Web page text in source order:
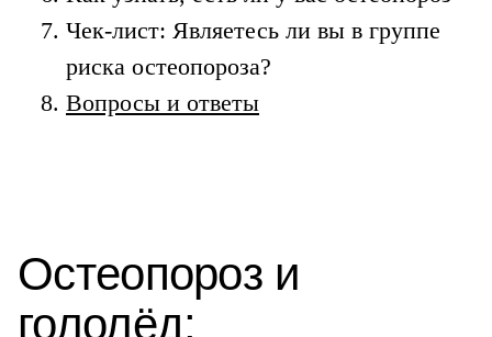
Чек-лист: Являетесь ли вы в группе
риска остеопороза?
Вопросы и ответы